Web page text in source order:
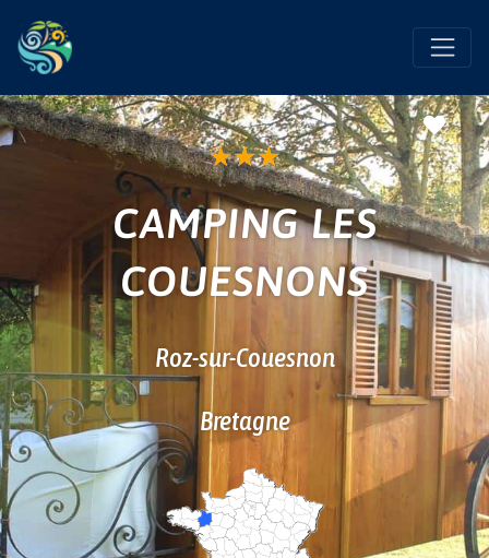
★★★
CAMPING LES
COUESNONS
Roz-sur-Couesnon
Bretagne